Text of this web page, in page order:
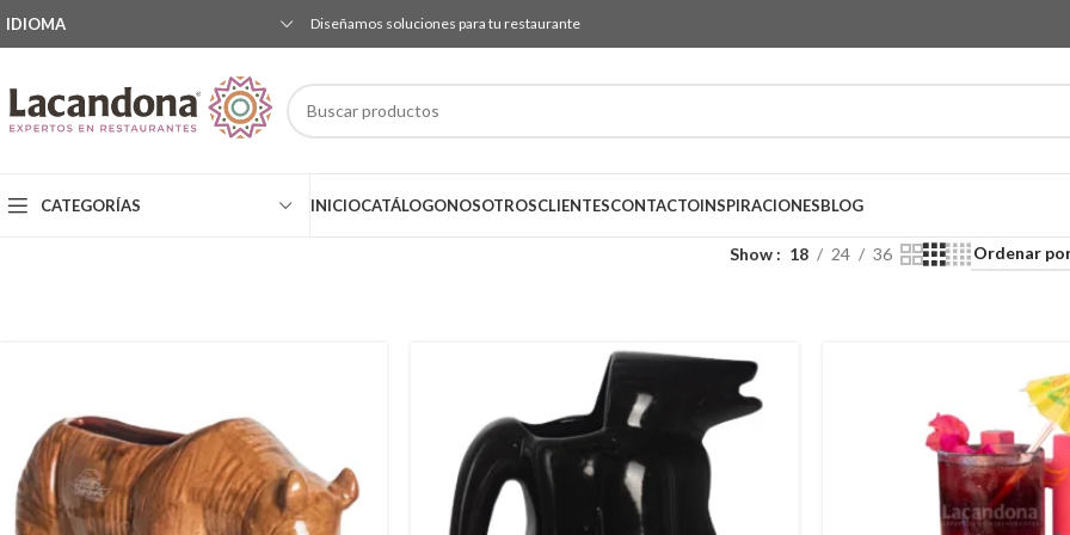
IDIOMA Diseñamos soluciones para tu restaurante
CATEGORÍAS INICIOCATÁLOGONOSOTROSCLIENTESCONTACTOINSPIRACIONESBLOG
Show 18 24 36